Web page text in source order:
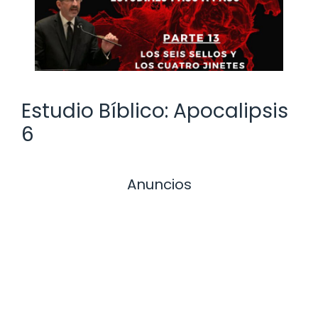
Estudio Bíblico: Apocalipsis
6
Anuncios